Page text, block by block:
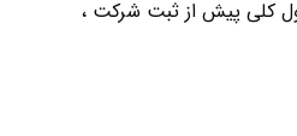
کلی پیش از ثبت شرکت ،